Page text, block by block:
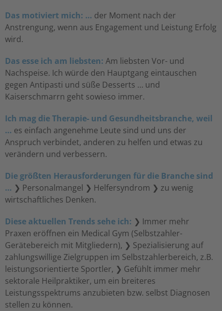
Das motiviert mich: … der Moment nach der
Anstrengung, wenn aus Engagement und Leistung Erfolg
wird.
Das esse ich am liebsten: Am liebsten Vor- und
Nachspeise. Ich würde den Hauptgang eintauschen
gegen Antipasti und süße Desserts … und
Kaiserschmarrn geht sowieso immer.
Ich mag die Therapie- und Gesundheitsbranche, weil
… es einfach angenehme Leute sind und uns der
Anspruch verbindet, anderen zu helfen und etwas zu
verändern und verbessern.
Die größten Herausforderungen für die Branche sind
… ❯ Personalmangel ❯ Helfersyndrom ❯ zu wenig
wirtschaftliches Denken.
Diese aktuellen Trends sehe ich: ❯ Immer mehr
Praxen eröffnen ein Medical Gym (Selbstzahler-
Gerätebereich mit Mitgliedern), ❯ Spezialisierung auf
zahlungswillige Zielgruppen im Selbstzahlerbereich, z.B.
leistungsorientierte Sportler, ❯ Gefühlt immer mehr
sektorale Heilpraktiker, um ein breiteres
Leistungsspektrums anzubieten bzw. selbst Diagnosen
stellen zu können.